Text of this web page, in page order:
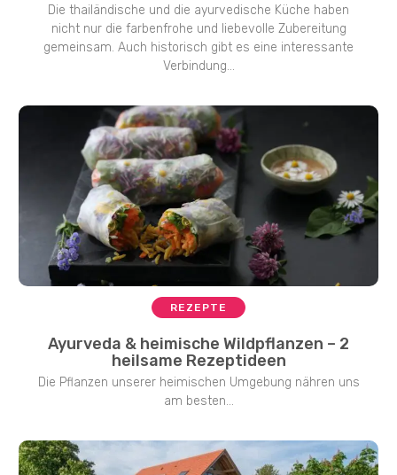
Die thailändische und die ayurvedische Küche haben
nicht nur die farbenfrohe und liebevolle Zubereitung
gemeinsam. Auch historisch gibt es eine interessante
Verbindung...
REZEPTE
Ayurveda & heimische Wildpflanzen – 2
heilsame Rezeptideen
Die Pflanzen unserer heimischen Umgebung nähren uns
am besten...